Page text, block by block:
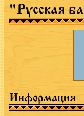
"Русская
Информация